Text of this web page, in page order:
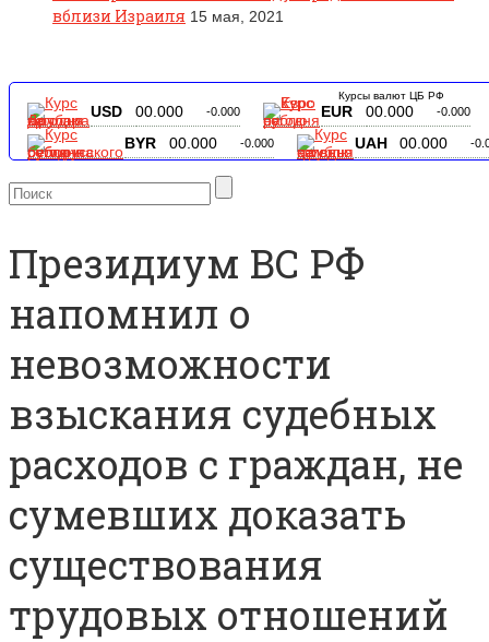
вблизи Израиля 15 мая, 2021
Курсы валют ЦБ РФ
USD 00.000 -0.000 EUR 00.000 -0.000
BYR 00.000 -0.000 UAH 00.000 -
Президиум ВС РФ
напомнил о
невозможности
взыскания судебных
расходов с граждан, не
сумевших доказать
существования
трудовых отношений